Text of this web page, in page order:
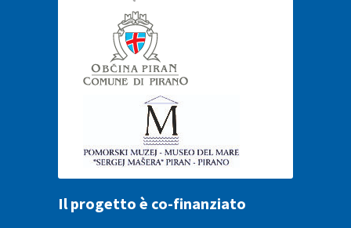
Il progetto è co-finanziato